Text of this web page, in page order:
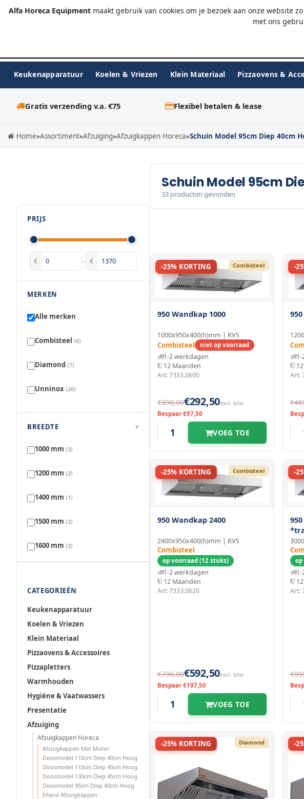
Alfa Horeca Equipmentmaakt gebruik van cookies om je bezoek aan onze website
met ons
+31 (0)23-576 9984 info@alfahoreca.nl Ma-Vr 09:00 - 18:00
Keukenapparatuur Koelen & Vriezen Klein Materiaal Pizzaovens &
Gratis verzending v.a. €75 Flexibel betalen & lease
Home»Assortiment»Afzuiging»Afzuigkappen Horeca»Schuin Model 95cm Diep 40cm
PRIJS
€ – €
MERKEN
Alle merken
Combisteel (6)
Diamond (7)
Unninox (20)
BREEDTE ▾
1000 mm (3)
1200 mm (2)
1400 mm (1)
1500 mm (2)
1600 mm (2)
2000 mm(3)
2400 mm (2)
2500 mm(2)
2800 mm(1)
3000 mm(3)
3200 mm(1)
3400 mm(1)
CATEGORIEËN
Keukenapparatuur
Koelen & Vriezen
Klein Materiaal
Pizzaovens & Accessoires
Pizzapletters
Warmhouden
Hygiëne & Vaatwassers
Presentatie
Afzuiging
Afzuigkappen Horeca
Afzuigkappen Met Motor
Doosmodel 110cm Diep 40cm Hoog
Doosmodel 110cm Diep 45cm Hoog
Doosmodel 130cm Diep 45cm Hoog
Doosmodel 95cm Diep 40cm Hoog
Eiland Afzuigkappen
Schuin Model 95cm
33 producten gevonden
-25% KORTING Combisteel
950 Wandkap 1000
1000x950x400(h)mm | RVS
Combisteel niet op voorraad
1-2 werkdagen
12 Maanden
Art: 7333.0600
€390,00€292,50excl. btw
Bespaar €97,50
VOEG TOE
-
1-
Art:
-25% KORTING Combisteel
950 Wandkap 2400
2400x950x400(h)mm | RVS
Combisteel
op voorraad (12 stuks)
1-2 werkdagen
12 Maanden
Art: 7333.0620
€790,00€592,50excl. btw
Bespaar €197,50
VOEG TOE
-
op
1-
Art:
-25% KORTING Diamond -